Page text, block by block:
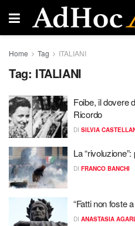
Home Tag ITALIANI
Tag: ITALIANI
Foibe, il dovere
Ricordo
DI SILVIA
La
DI FRANCO BANCHI
“Fatti non foste
DI ANASTASIA